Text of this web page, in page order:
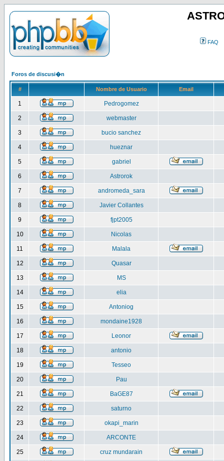
FAQ
Foros de discusi�n
# Nombre de Usuario Email
1 Pedrogomez
2 webmaster
3 bucio sanchez
4 hueznar
5 gabriel
6 Astrorok
7 andromeda_sara
8 Javier Collantes
9 fjpt2005
10 Nicolas
11 Malala
12 Quasar
13 MS
14 elia
15 Antoniog
16 mondaine1928
17 Leonor
18 antonio
19 Tesseo
20 Pau
21 BaGE87
22 saturno
23 okapi_marin
24 ARCONTE
25 cruz mundarain